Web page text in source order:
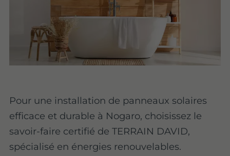
Pour une installation de panneaux solaires
efficace et durable à Nogaro, choisissez le
savoir-faire certifié de TERRAIN DAVID,
spécialisé en énergies renouvelables.